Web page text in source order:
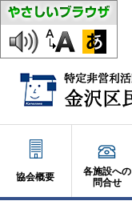
協会概要
各施設への
問合せ